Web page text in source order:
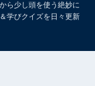
ら少し頭を使う絶妙に
学びクイズを日々更新